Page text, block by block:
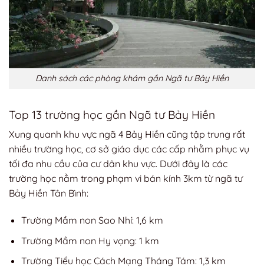
Danh sách các phòng khám gần Ngã tư Bảy Hiền
Top 13 trường học gần Ngã tư Bảy Hiền
Xung quanh khu vực ngã 4 Bảy Hiền cũng tập trung rất
nhiều trường học, cơ sở giáo dục các cấp nhằm phục vụ
tối đa nhu cầu của cư dân khu vực. Dưới đây là các
trường học nằm trong phạm vi bán kính 3km từ ngã tư
Bảy Hiền Tân Bình:
Trường Mầm non Sao Nhí: 1,6 km
Trường Mầm non Hy vọng: 1 km
Trường Tiểu học Cách Mạng Tháng Tám: 1,3 km